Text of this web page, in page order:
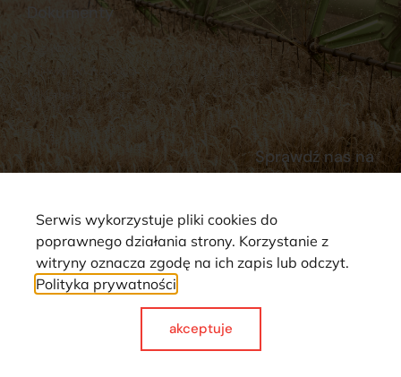
Dokumenty
Regulamin
Polityka prywatności
Reklamacje i zwroty
Dostawy
Płatności
Sprawdź nas na
Strona wykorzystuje pliki cookie. Wszystkie prawa zastrzeżone ©
Serwis wykorzystuje pliki cookies do
poprawnego działania strony. Korzystanie z
witryny oznacza zgodę na ich zapis lub odczyt.
Polityka prywatności
akceptuje